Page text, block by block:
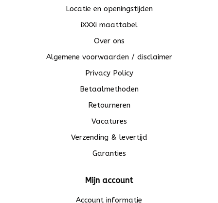
Locatie en openingstijden
iXXXi maattabel
Over ons
Algemene voorwaarden / disclaimer
Privacy Policy
Betaalmethoden
Retourneren
Vacatures
Verzending & levertijd
Garanties
Mijn account
Account informatie